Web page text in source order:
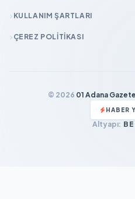
KULLANIM ŞARTLARI
ÇEREZ POLITIKASI
© 2026 01 Adana
HABER
Altyapı: